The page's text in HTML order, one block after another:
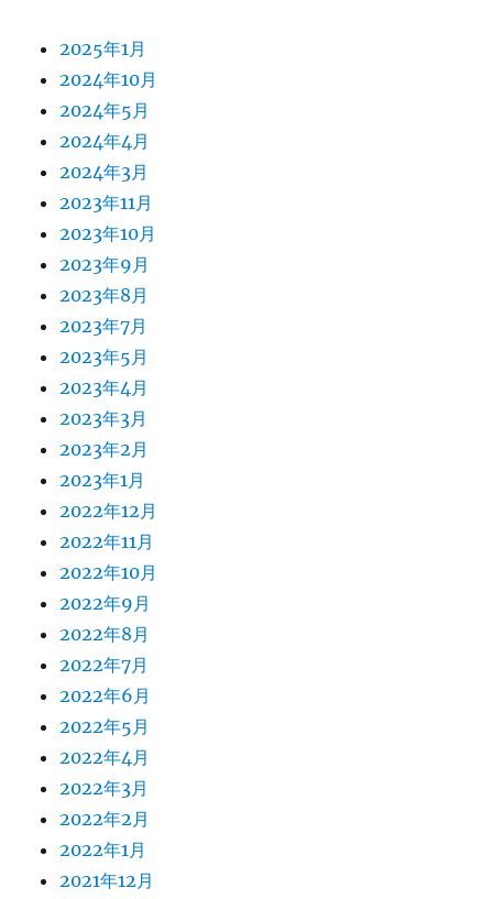
2025年1月
2024年10月
2024年5月
2024年4月
2024年3月
2023年11月
2023年10月
2023年9月
2023年8月
2023年7月
2023年5月
2023年4月
2023年3月
2023年2月
2023年1月
2022年12月
2022年11月
2022年10月
2022年9月
2022年8月
2022年7月
2022年6月
2022年5月
2022年4月
2022年3月
2022年2月
2022年1月
2021年12月